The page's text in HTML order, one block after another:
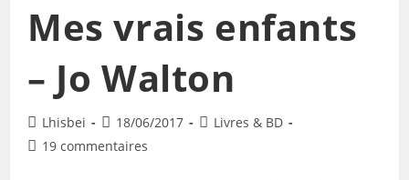
Mes vrais enfants
– Jo Walton
Lhisbei 18/06/2017
Livres & BD
19 commentaires